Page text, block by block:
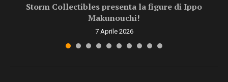
Storm Collectibles presenta la figure di Ippo
Makunouchi!
7 Aprile 2026